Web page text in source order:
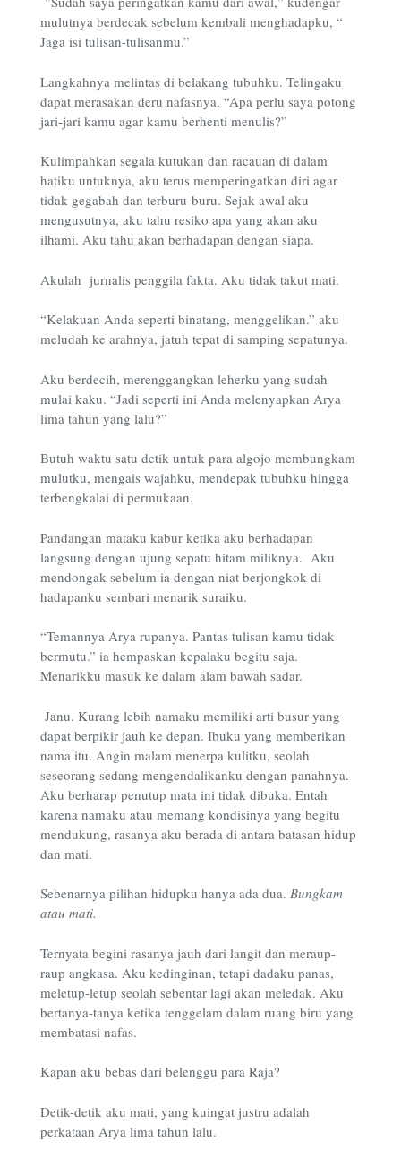
mulutnya berdecak sebelum kembali menghadapku, “
Jaga isi tulisan-tulisanmu.”
Langkahnya melintas di belakang tubuhku. Telingaku
dapat merasakan deru nafasnya. “Apa perlu saya potong
jari-jari kamu agar kamu berhenti menulis?”
Kulimpahkan segala kutukan dan racauan di dalam
hatiku untuknya, aku terus memperingatkan diri agar
tidak gegabah dan terburu-buru. Sejak awal aku
mengusutnya, aku tahu resiko apa yang akan aku
ilhami. Aku tahu akan berhadapan dengan siapa.
Akulah jurnalis penggila fakta. Aku tidak takut mati.
“Kelakuan Anda seperti binatang, menggelikan.” aku
meludah ke arahnya, jatuh tepat di samping sepatunya.
Aku berdecih, merenggangkan leherku yang sudah
mulai kaku. “Jadi seperti ini Anda melenyapkan Arya
lima tahun yang lalu?”
Butuh waktu satu detik untuk para algojo membungkam
mulutku, mengais wajahku, mendepak tubuhku hingga
terbengkalai di permukaan.
Pandangan mataku kabur ketika aku berhadapan
langsung dengan ujung sepatu hitam miliknya. Aku
mendongak sebelum ia dengan niat berjongkok di
hadapanku sembari menarik suraiku.
“Temannya Arya rupanya. Pantas tulisan kamu tidak
bermutu.” ia hempaskan kepalaku begitu saja.
Menarikku masuk ke dalam alam bawah sadar.
Janu. Kurang lebih namaku memiliki arti busur yang
dapat berpikir jauh ke depan. Ibuku yang memberikan
nama itu. Angin malam menerpa kulitku, seolah
seseorang sedang mengendalikanku dengan panahnya.
Aku berharap penutup mata ini tidak dibuka. Entah
karena namaku atau memang kondisinya yang begitu
mendukung, rasanya aku berada di antara batasan hidup
dan mati.
Sebenarnya pilihan hidupku hanya ada dua. Bungkam
atau mati.
Ternyata begini rasanya jauh dari langit dan meraup-
raup angkasa. Aku kedinginan, tetapi dadaku panas,
meletup-letup seolah sebentar lagi akan meledak. Aku
bertanya-tanya ketika tenggelam dalam ruang biru yang
membatasi nafas.
Kapan aku bebas dari belenggu para Raja?
Detik-detik aku mati, yang kuingat justru adalah
perkataan Arya lima tahun lalu.